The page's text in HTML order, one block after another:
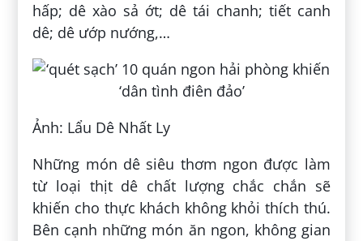
hấp; dê xào sả ớt; dê tái chanh; tiết canh
dê; dê ướp nướng,…
Ảnh: Lẩu Dê Nhất Ly
Những món dê siêu thơm ngon được làm
từ loại thịt dê chất lượng chắc chắn sẽ
khiến cho thực khách không khỏi thích thú.
Bên cạnh những món ăn ngon, không gian